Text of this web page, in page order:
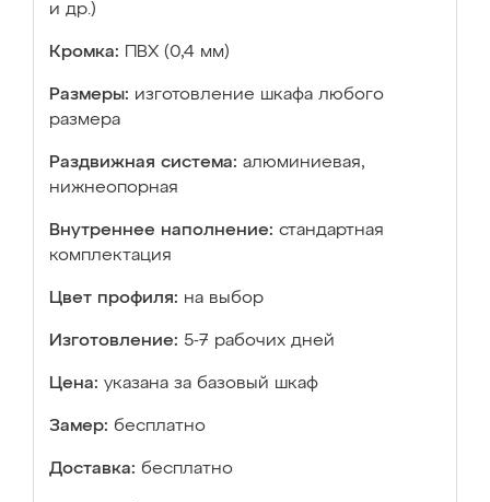
и др.)
Кромка: ПВХ (0,4 мм)
Размеры: изготовление шкафа любого
размера
Раздвижная система: алюминиевая,
нижнеопорная
Внутреннее наполнение: стандартная
комплектация
Цвет профиля: на выбор
Изготовление: 5-7 рабочих дней
Цена: указана за базовый шкаф
Замер: бесплатно
Доставка: бесплатно